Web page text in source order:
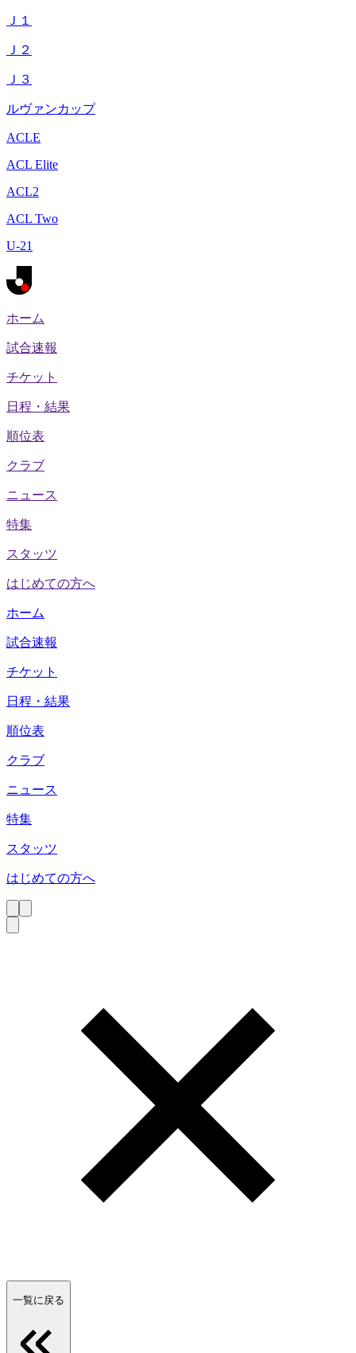
Ｊ１
Ｊ２
Ｊ３
ルヴァンカップ
ACLE
ACL Elite
ACL2
ACL Two
U-21
ホーム
試合速報
チケット
日程・結果
順位表
クラブ
ニュース
特集
スタッツ
はじめての方へ
ホーム
試合速報
チケット
日程・結果
順位表
クラブ
ニュース
特集
スタッツ
はじめての方へ
一覧に戻る